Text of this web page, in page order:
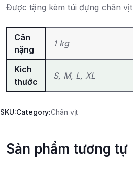
Được tặng kèm túi đựng chân vịt
Cân
nặng
1 kg
Kich
thước
S, M, L, XL
SKU:Category:Chân vịt
Sản phẩm tương tự